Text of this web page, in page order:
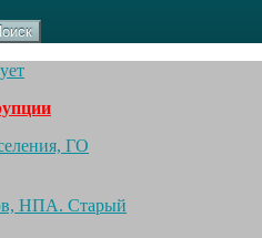
ГО
НПА. Старый